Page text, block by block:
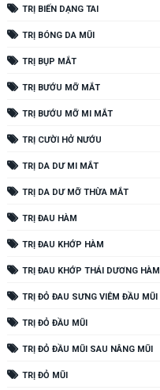
TRỊ BIẾN DẠNG TAI
TRỊ BÓNG DA MŨI
TRỊ BỤP MẮT
TRỊ BƯỚU MỠ MẮT
TRỊ BƯỚU MỠ MI MẮT
TRỊ CƯỜI HỞ NƯỚU
TRỊ DA DƯ MI MẮT
TRỊ DA DƯ MỠ THỪA MẮT
TRỊ ĐAU HÀM
TRỊ ĐAU KHỚP HÀM
TRỊ ĐAU KHỚP THÁI DƯƠNG HÀM
TRỊ ĐỎ ĐAU SƯNG VIÊM ĐẦU MŨI
TRỊ ĐỎ ĐẦU MŨI
TRỊ ĐỎ ĐẦU MŨI SAU NÂNG MŨI
TRỊ ĐỎ MŨI